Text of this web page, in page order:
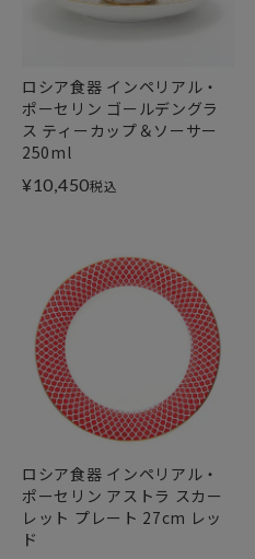
ロシア食器 インペリアル・
ポーセリン ゴールデングラ
ス ティーカップ＆ソーサー
250ml
¥10,450税込
ロシア食器 インペリアル・
ポーセリン アストラ スカー
レット プレート 27cm レッ
ド